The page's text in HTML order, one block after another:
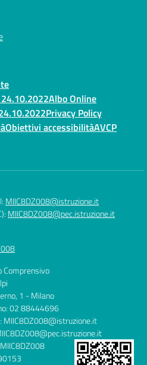
Albo Online
Privacy Policy
Obiettivi accessibilitàAVCP
MIIC8DZ008@istruzione.it
MIIC8DZ008@pec.istruzione.it
Comprensivo
1 - Milano
02 88444696
MIIC8DZ008@istruzione.it